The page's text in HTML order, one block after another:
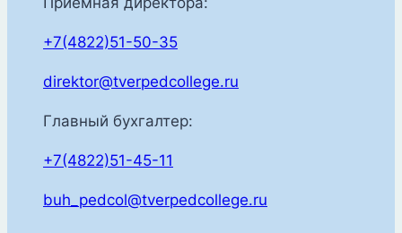
+7(4822)51-50-35
direktor@tverpedcollege.ru
Главный бухгалтер:
+7(4822)51-45-11
buh_pedcol@tverpedcollege.ru